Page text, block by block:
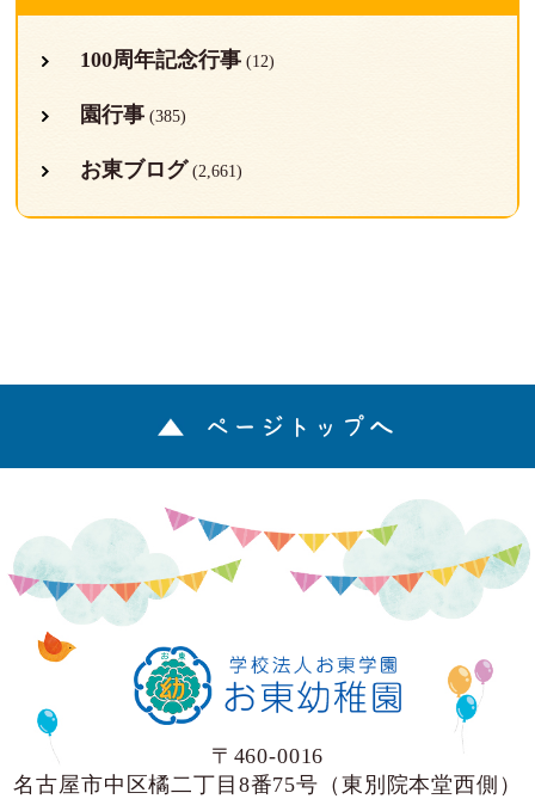
100周年記念行事(12)
園行事(385)
お東ブログ (2,661)
ページトップへ
〒460-0016
名古屋市中区橘二丁目8番75号（東別院本堂西側）